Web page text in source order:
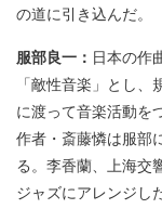
の道に引き込んだ。
服部良一： 日本の作
「敵性音楽」とし
に渡って音楽活動を
作者・斎藤憐は服部
る。李香蘭、上海交
ジャズにアレンジし